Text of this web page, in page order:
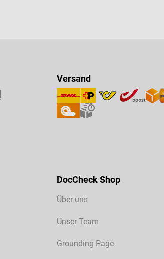
Versand
DocCheck Shop
Über uns
Unser Team
Grounding Page